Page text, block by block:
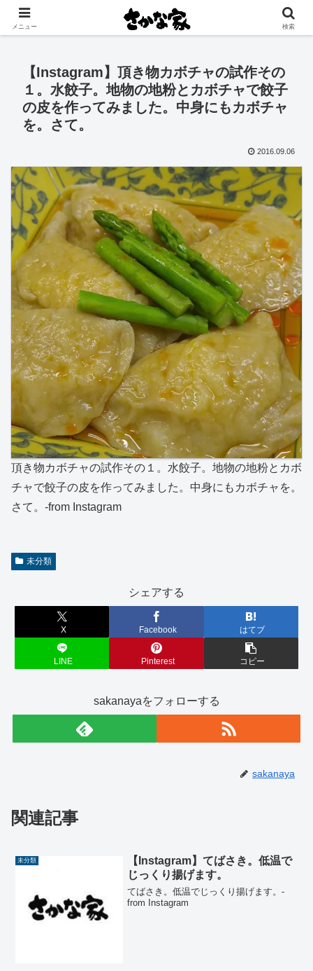
創業大正11年 矢祭町の中心で営む鮮魚店と飲食店
【Instagram】頂き物カボチャの試作その
１。水餃子。地物の地粉とカボチャで餃子
の皮を作ってみました。中身にもカボチャ
を。さて。
2016.09.06
頂き物カボチャの試作その１。水餃子。地物の地粉とカボ
チャで餃子の皮を作ってみました。中身にもカボチャを。
さて。-from Instagram
未分類
シェアする
X Facebook はてブ
LINE Pinterest コピー
sakanayaをフォローする
sakanaya
関連記事
未分類
【Instagram】てばさき。低温で
じっくり揚げます。
てばさき。低温でじっくり揚げます。-
from Instagram
メニュー 検索